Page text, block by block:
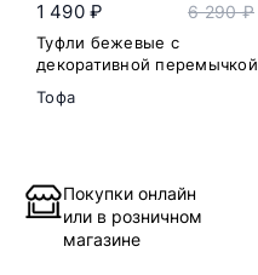
1 490 ₽ 6 290 ₽
Туфли бежевые с
декоративной перемычкой
Тофа
Покупки онлайн
или в розничном
магазине